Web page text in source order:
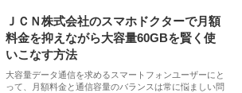
ＪＣＮ株式会社のスマホドクターで月額
料金を抑えながら大容量60GBを賢く使
いこなす方法
大容量データ通信を求めるスマートフォンユーザーにと
って、月額料金と通信容量のバランスは常に悩ましい問